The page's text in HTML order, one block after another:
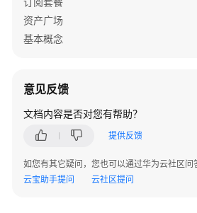
资产广场
基本概念
意见反馈
文档内容是否对您有帮助？
提供反馈
如您有其它疑问，您也可以通过华为云社区
云宝助手提问
云社区提问